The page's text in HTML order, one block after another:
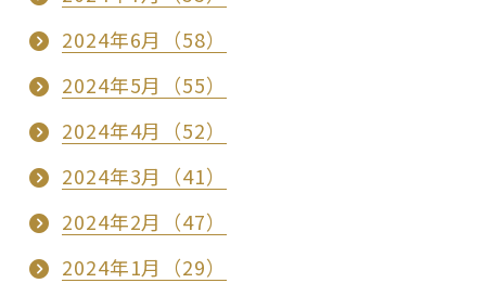
2024年6月（58）
2024年5月（55）
2024年4月（52）
2024年3月（41）
2024年2月（47）
2024年1月（29）